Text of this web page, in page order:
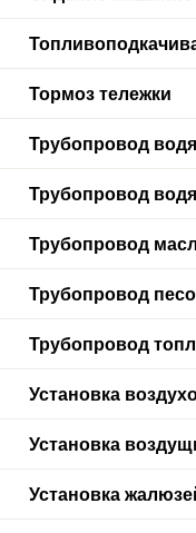
Тормоз тележки
Трубопровод
Трубопровод
Трубопровод
Трубопровод
Трубопровод
Установка
Установка
Установка